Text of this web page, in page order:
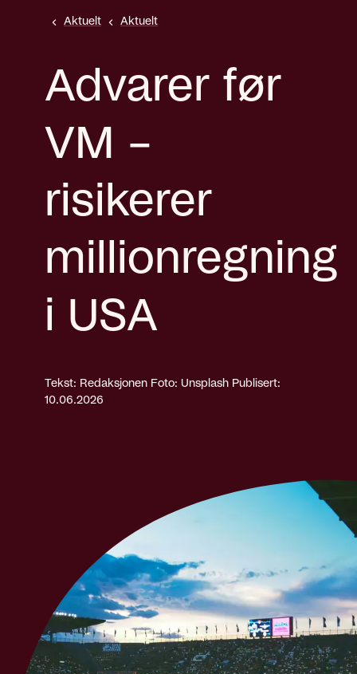
Aktuelt Aktuelt
Advarer før
VM –
risikerer
millionregning
i USA
Tekst: Redaksjonen Foto: Unsplash Publisert:
10.06.2026